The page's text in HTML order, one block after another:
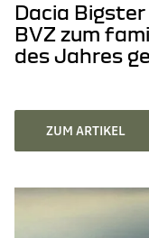
Dacia Bigster
BVZ zum
des Jahres
ZUM ARTIKEL